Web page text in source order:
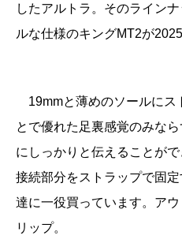
したアルトラ。そのライン
ルな仕様のキングMT2が
19mmと薄めのソールにス
とで優れた足裏感覚のみな
にしっかりと伝えることが
接続部分をストラップで固
達に一役買っています。ア
リップ。